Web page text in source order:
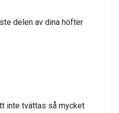
delen av dina höfter
inte tvättas så mycket